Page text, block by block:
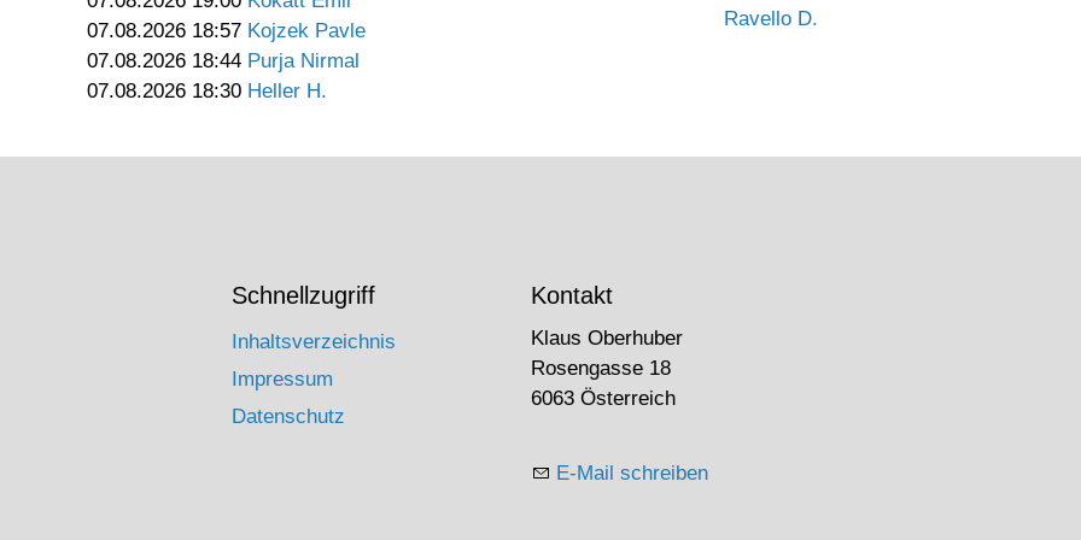
07.08.2026 18:57 Kojzek Pavle
07.08.2026 18:44 Purja Nirmal
07.08.2026 18:30 Heller H.
Ravello D.
Schnellzugriff
Inhaltsverzeichnis
Impressum
Datenschutz
Kontakt
Klaus Oberhuber
Rosengasse 18
6063 Österreich
E-Mail schreiben